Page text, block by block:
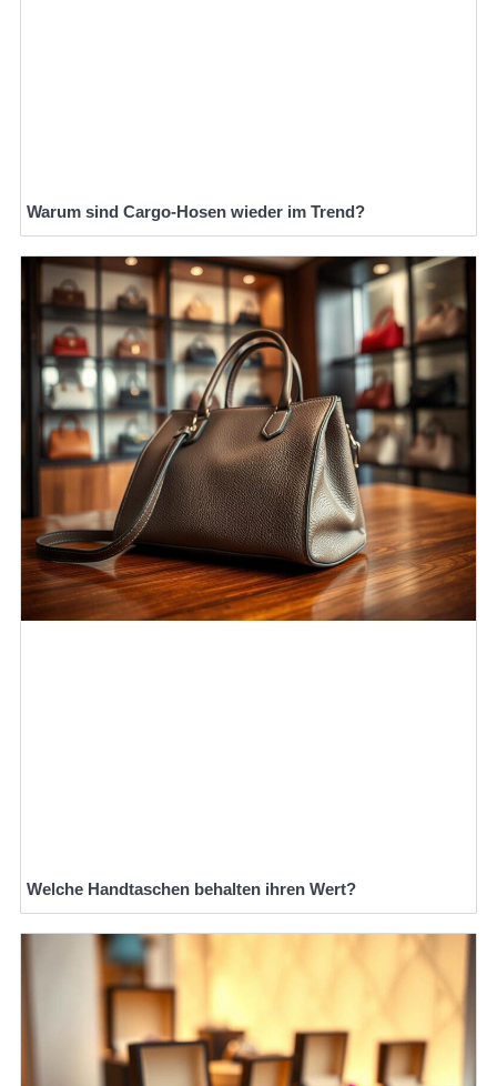
Warum sind Cargo-Hosen wieder im Trend?
Welche Handtaschen behalten ihren Wert?